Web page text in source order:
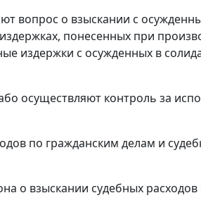
вопрос о взыскании с
понесенных при
издержки с осужденных в
осуществляют контроль за
по гражданским делам и
о взыскании судебных